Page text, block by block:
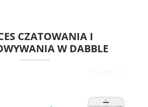
CZATOWANIA I
W DABBLE